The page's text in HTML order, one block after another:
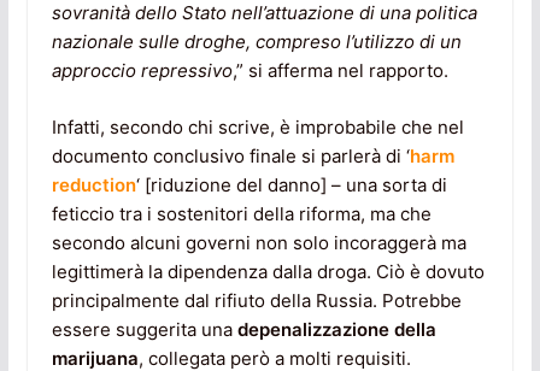
sovranità dello Stato nell’attuazione di una politica
nazionale sulle droghe, compreso l’utilizzo di un
approccio repressivo,” si afferma nel rapporto.
Infatti, secondo chi scrive, è improbabile che nel
documento conclusivo finale si parlerà di ‘harm
reduction‘ [riduzione del danno] – una sorta di
feticcio tra i sostenitori della riforma, ma che
secondo alcuni governi non solo incoraggerà ma
legittimerà la dipendenza dalla droga. Ciò è dovuto
principalmente dal rifiuto della Russia. Potrebbe
essere suggerita una depenalizzazione della
marijuana, collegata però a molti requisiti.